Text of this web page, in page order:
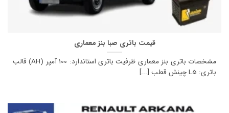
قیمت باتری صبا بنز معماری
مشخصات باتری بنز معماری ظرفیت باتری استاندارد: 100 آمپر (AH) قالب
باتری: L5 چینش قطب [...]